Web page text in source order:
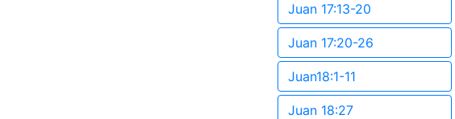
Juan 17:13-20
Juan 17:20-26
Juan18:1-11
Juan 18:27